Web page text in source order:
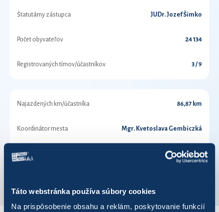
Táto webstránka používa súbory cookies
Na prispôsobenie obsahu a reklám, poskytovanie funkcií
Štatutárny zástupca JUDr. Jozef Šimko
Počet obyvateľov 24 134
Registrovaných tímov/účastníkov 3 / 9
Najazdených km/účastníka 86,87 km
Koordinátor mesta Mgr. Kvetoslava Gembiczká
Telefónne číslo 0905632233